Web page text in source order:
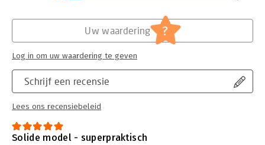
Schrijf een recensie
Lees ons recensiebeleid
Uw waardering ?
Log in om uw waardering te geven
Solide model - superpraktisch